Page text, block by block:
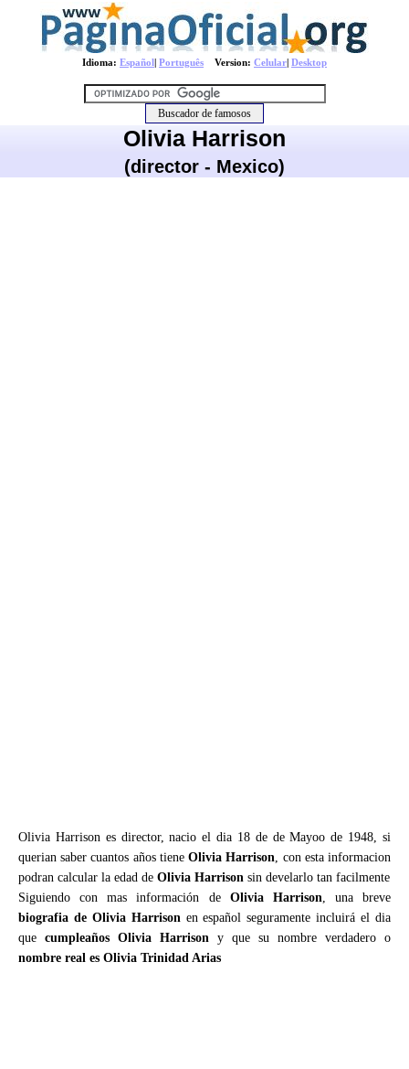
Idioma: Español| Português Version: Celular| Desktop
Olivia Harrison
(director - Mexico)
Olivia Harrison es director, nacio el dia 18 de de Mayoo de 1948, si
querian saber cuantos años tieneOlivia Harrison, con esta informacion
podran calcular la edad de Olivia Harrison sin develarlo tan facilmente
Siguiendo con mas información de Olivia Harrison, una breve
biografia de Olivia Harrisonen español seguramente incluirá el dia
que cumpleaños Olivia Harrison y que su nombre verdadero o
nombre real es Olivia Trinidad Arias